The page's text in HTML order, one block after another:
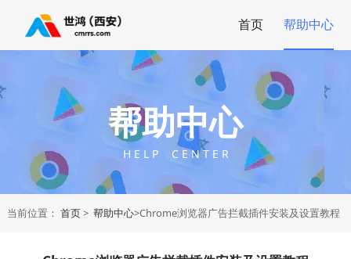
首页 帮助中心
帮助中心
H E L P C E N T E R
当前位置： 首页> 帮助中心>Chrome浏览器广告拦截插件安装及设置教程